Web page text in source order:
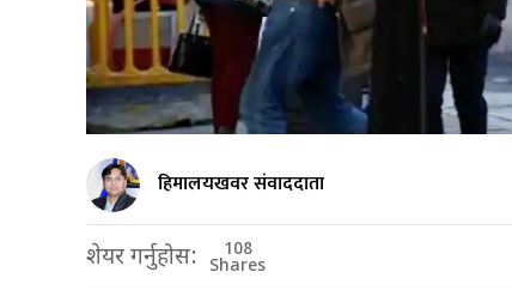
हिमालयखवर संवाददाता
शेयर गर्नुहोस: 108
Shares